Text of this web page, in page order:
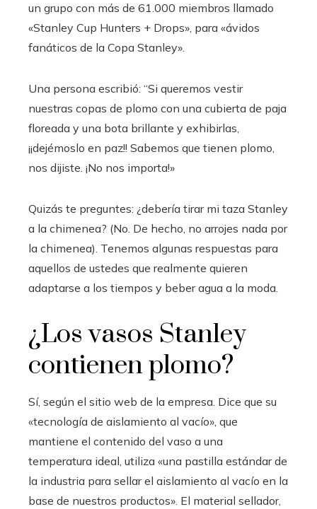
un grupo con más de 61.000 miembros llamado
«Stanley Cup Hunters + Drops», para «ávidos
fanáticos de la Copa Stanley».
Una persona escribió: “Si queremos vestir
nuestras copas de plomo con una cubierta de paja
floreada y una bota brillante y exhibirlas,
¡¡dejémoslo en paz!! Sabemos que tienen plomo,
nos dijiste. ¡No nos importa!»
Quizás te preguntes: ¿debería tirar mi taza Stanley
a la chimenea? (No. De hecho, no arrojes nada por
la chimenea). Tenemos algunas respuestas para
aquellos de ustedes que realmente quieren
adaptarse a los tiempos y beber agua a la moda.
¿Los vasos Stanley
contienen plomo?
Sí, según el sitio web de la empresa. Dice que su
«tecnología de aislamiento al vacío», que
mantiene el contenido del vaso a una
temperatura ideal, utiliza «una pastilla estándar de
la industria para sellar el aislamiento al vacío en la
base de nuestros productos». El material sellador,